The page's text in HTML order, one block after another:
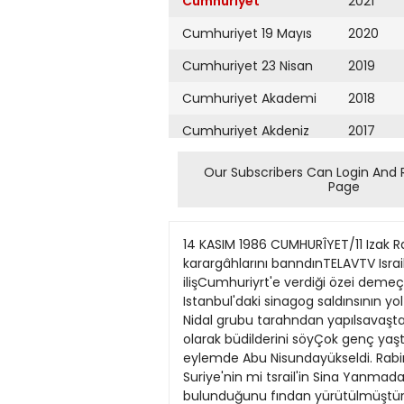
Cumhuriyet 19 Mayıs
Cumhuriyet 23 Nisan
Cumhuriyet Akademi
Cumhuriyet Akdeniz
Cumhuriyet Alışveriş
Cumhuriyet Ankara
Cumhuriyet Büyük
Taaruz
Cumhuriyet
Cumartesi
Cumhuriyet Çevre
2020
2019
2018
2017
2016
2015
2013
2011
2010
2009
Our Subscribers Can Login And
Page
14 KASIM 1986 CUMHURÎYET/11 Izak Rabiırcleıı 5 ilginç iddia arasındaki kavga nedeniyle Arafat'ın dışındaki bütün terör örgutlerinin karargâhlarını banndınTELAVTV Israil Savunma yor. tkincisi Suriye Abu Nidal'in Bakanı tzak Rabin Tel Aviv'de bölgesi dışında. Ama tsrail'e ilişCumhuriyrt'e verdiği özei demeçte Izak Rabin 1922 Kudüs doğumlu. tsrail'in I948'de kurulmasına kin alanlardaki terör eylemlerinr Istanbul'daki sinagog saldınsının yol açan ve en büyuk öneme haiz Tel AvivKudüs yolu üzerinden teşvik ediyor. El Al merkezlerine, Abn Nidal grubu tarahndan yapılsavaştalsrail tugayımn komutanıydı. O sıralarda 20'liyaslardaydı. Roma ve Viyana havaalanlanna dığını kesin olarak büdilderini söyÇok genç yaşta edindıği askeri deneyimleri sayesinde lsrail ordu girişilen saldınlar. Bunlar Roma ledi. Rabin, bu eylemde Abu Nisundayükseldi. Rabin'in Israil'in yakın tarihindeki en büyük rolü, ve Viyana'ya Belgrad'tan geçerek dal'in arkasında Suriye'nin mi tsrail'in Sina Yanmadası, Golan Tepeler, Batı Yakası, Gazze'yi ve Suriye'den gelen Abu Nidal tarayoksa Libya'nın mı bulunduğunu fından yürütülmüştür. Londra'da bilemediklerini, ancak ABD'nin Kudüs'ün tumunü isgali altına aldığı, üç Arap ülkesine karşı par El Al uçağına bomba koyma girigeçen nisan ayında Libya'yı lak bir askeri zafer kazandığı 1967 yılında genelkumay başkam ola şimi General ElKholi (Suriye Asbombalamasına yol açan Viyana rak oynadığı roldür. Rabin 1967 zaferinin Mose Dayan ile birlikte keri tstihbarat Sefi) örgütünün ve Roma havaalaalanndaki kanlı bashca miman kabul ediliyor. Savastan sonra bir süre Israil'in Wasişidir. saldınlan Abu Nidal'in Suriye'den hington büyükelçiliğinde bulundu. 1974 yılında bir Arap lsrail sa Bu açıklamanızla Roma ve yola çıkarak gerçekleştirdiğine ilişvaşının ardından Golda Meir hükümetinin istifa etmesi üzerine Viyana havaalanlan saldırılannkin ilginç bir açıklamada bulundu. başbakanltğa getirildi. Izak Rabin tşçi Partisi lideri olurak 197477 dan Libya'yı bagışık tutmuş oluIsrail Savunma Bakanı, söz konuarasında tsrail başbakanlığı yaptı. 1977'de basbakanlığı seçimleri yorsnnoz? su spesifık eylemlerde libya'nın kazanan Likud lideri Menahem Begin 'e terk etti. Bir süre sonra tşRABtN Libya da Abu Nij değıl, Suriye'nin rol aldığını çi Partisi Hderiiğini Şimon Peres'e terketmek zorunda kaldı. 1983 'te dal'i destekliyor. Fakat sözünü etsövledi. tşçi Partisi ile Likud arasında kurulan Ulusal Birlik koalisyon hü tiğim bu spesifık gırişimlerde Abu Israil'in belli başlı üç yöncticikümetinde Şimon Peres kabinesinde savunma bakanlığına getiril Nidal'in adamlan Libya'dan değü; sinden biri olan Savunma Bakanı di. Başbakanlık protokol gereği geçen eylül ayında Peres tarafından Suriye'den